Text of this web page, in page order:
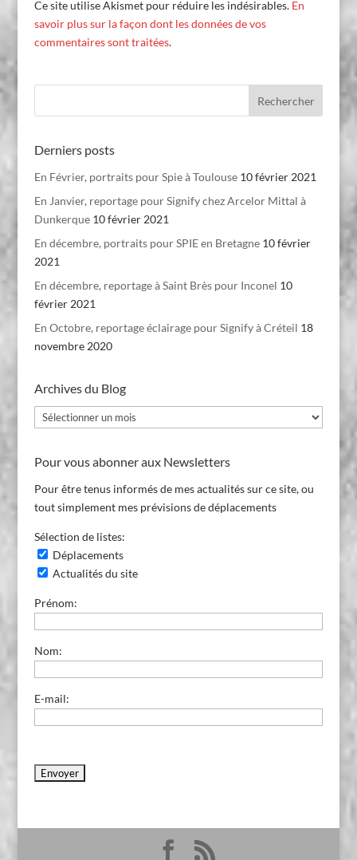
Ce site utilise Akismet pour réduire les indésirables. En
savoir plus sur la façon dont les données de vos
commentaires sont traitées.
Derniers posts
En Février, portraits pour Spie à Toulouse 10 février 2021
En Janvier, reportage pour Signify chez Arcelor Mittal à
Dunkerque 10 février 2021
En décembre, portraits pour SPIE en Bretagne 10 février
2021
En décembre, reportage à Saint Brès pour Inconel 10
février 2021
En Octobre, reportage éclairage pour Signify à Créteil 18
novembre 2020
Archives du Blog
Archives
du
Pour vous abonner aux Newsletters
Pour être tenus informés de mes actualités sur ce site, ou
tout simplement mes prévisions de déplacements
Sélection de listes:
Déplacements
Actualités du site
Prénom:
Nom:
E-mail: